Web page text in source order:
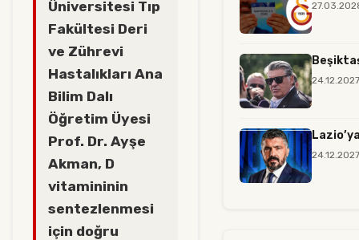
Üniversitesi Tıp
Fakültesi Deri
ve Zührevi
Hastalıkları Ana
Bilim Dalı
Öğretim Üyesi
Prof. Dr. Ayşe
Akman, D
vitamininin
sentezlenmesi
için doğru